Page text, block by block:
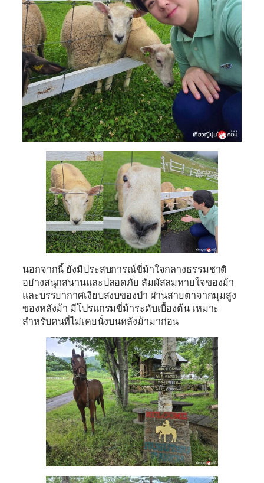
นอกจากนี้ ยังมีประสบการณ์ขี่ม้าใจกลางธรรมชาติ
อย่างสนุกสนานและปลอดภัย สัมผัสลมหายใจของม้า
และบรรยากาศเงียบสงบของป่า ผ่านสายตาจากมุมสูง
ของหลังม้า มีโปรแกรมขี่ม้าระดับเบื้องต้น เหมาะ
สำหรับคนที่ไม่เคยนั่งบนหลังม้ามาก่อน